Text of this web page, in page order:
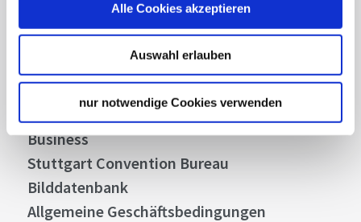
Alle Cookies akzeptieren
Auswahl erlauben
nur notwendige Cookies verwenden
Stellenangebote
Business
Stuttgart Convention Bureau
Bilddatenbank
Allgemeine Geschäftsbedingungen